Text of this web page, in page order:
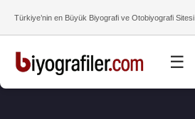
Türkiye’nin en Büyük Biyografi ve Otobiyografi Sitesi
☰